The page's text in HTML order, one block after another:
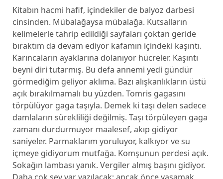
Kitabın hacmi hafif, içindekiler de balyoz darbesi
cinsinden. Mübalağaysa mübalağa. Kutsalların
kelimelerle tahrip edildiği sayfaları çoktan geride
bıraktım da devam ediyor kafamın içindeki kaşıntı.
Karıncaların ayaklarına dolanıyor hücreler. Kaşıntı
beyni diri tutarmış. Bu defa annemi yedi gündür
görmediğim geliyor aklıma. Bazı alışkanlıkların üstü
açık bırakılmamalı bu yüzden. Tomris gagasını
törpülüyor gaga taşıyla. Demek ki taşı delen sadece
damlaların sürekliliği değilmiş. Taşı törpüleyen gaga
zamanı durdurmuyor maalesef, akıp gidiyor
saniyeler. Parmaklarım yoruluyor, kalkıyor ve su
içmeye gidiyorum mutfağa. Komşunun perdesi açık.
Sokağın lambası yanık. Vergiler almış başını gidiyor.